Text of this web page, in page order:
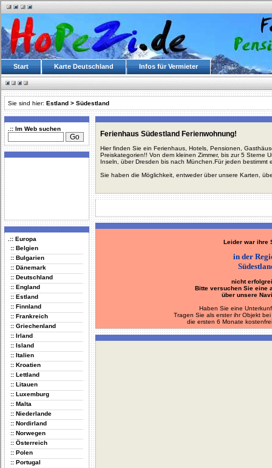
Start Karte Deutschland Infos für Vermieter
Sie sind hier: Estland > Südestland
.:: Im Web suchen
.:: Europa
:: Belgien
:: Bulgarien
:: Dänemark
:: Deutschland
:: England
:: Estland
:: Finnland
:: Frankreich
:: Griechenland
:: Irland
:: Island
:: Italien
:: Kroatien
:: Lettland
:: Litauen
:: Luxemburg
:: Malta
:: Niederlande
:: Nordirland
:: Norwegen
:: Österreich
:: Polen
:: Portugal
Ferienhaus Südestland Ferienwohnung!
Hier finden Sie ein Ferienhaus, Hotels, Pensionen,
Preiskategorien!! Von dem kleinen Zimmer, bis zur 5 Sterne
Inseln, über Dresden bis nach München.Für jeden bestimmt
Sie haben die Möglichkeit, entweder über unsere Karten,
Leider war ihre
in der
nicht
Bitte versuchen Sie eine
über unsere
Haben Sie eine
Tragen Sie als erster ihr Objekt
die ersten 6 Monate